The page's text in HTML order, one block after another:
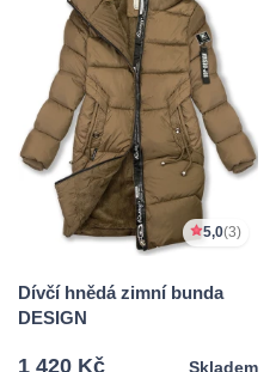
5,0(3)
Dívčí hnědá zimní bunda
DESIGN
1 420 Kč
Skladem